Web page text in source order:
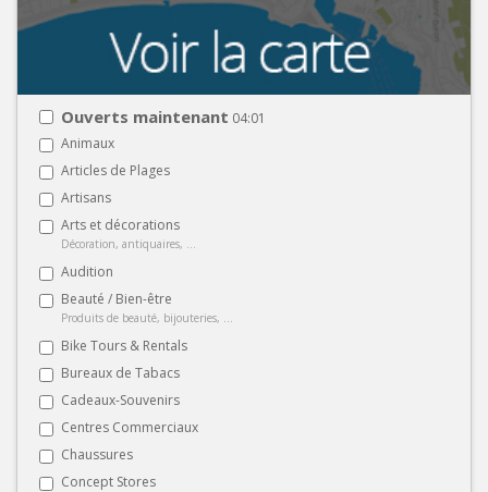
Ouverts maintenant 04:01
Animaux
Articles de Plages
Artisans
Arts et décorations
Décoration, antiquaires, ...
Audition
Beauté / Bien-être
Produits de beauté, bijouteries, ...
Bike Tours & Rentals
Bureaux de Tabacs
Cadeaux-Souvenirs
Centres Commerciaux
Chaussures
Concept Stores